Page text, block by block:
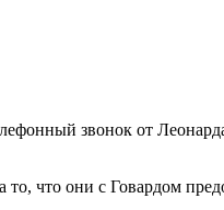
звонок от
что они с Говардом